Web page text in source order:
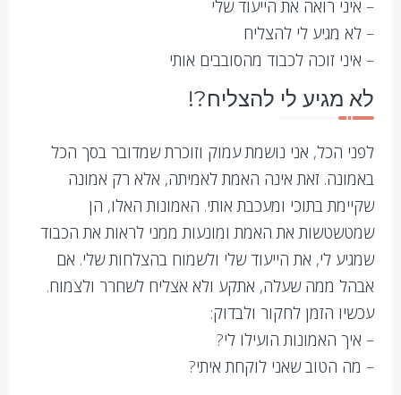
– איני רואה את הייעוד שלי
– לא מגיע לי להצליח
– איני זוכה לכבוד מהסובבים אותי
לא מגיע לי להצליח?!
לפני הכל, אני נושמת עמוק וזוכרת שמדובר בסך הכל
באמונה. זאת אינה האמת לאמיתה, אלא רק אמונה
שקיימת בתוכי ומעכבת אותי. האמונות האלו, הן
שמטשטשות את האמת ומונעות ממני לראות את הכבוד
שמגיע לי, את הייעוד שלי ולשמוח בהצלחות שלי. אם
אבהל ממה שעלה, אתקע ולא אצליח לשחרר ולצמוח.
עכשיו הזמן לחקור ולבדוק:
– איך האמונות הועילו לי?
– מה הטוב שאני לוקחת איתי?